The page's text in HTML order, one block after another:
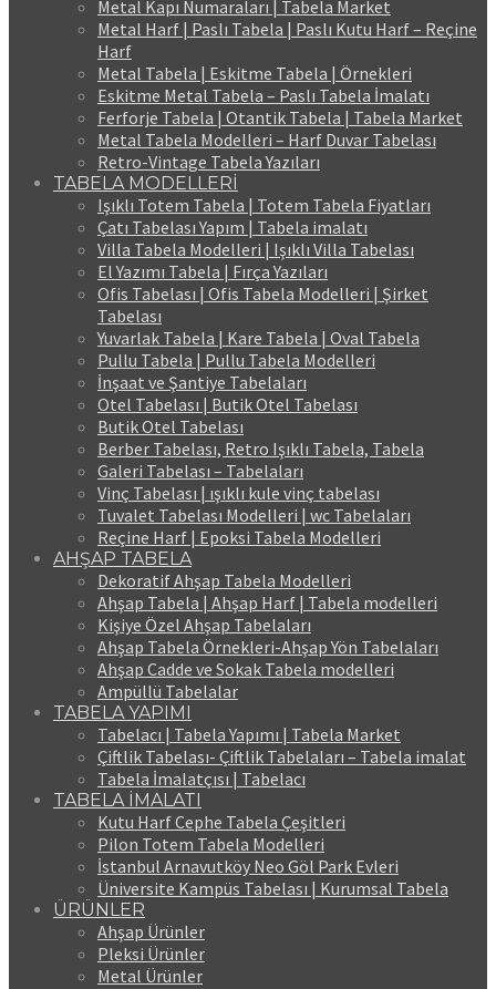
Metal Kapı Numaraları | Tabela Market
Metal Harf | Paslı Tabela | Paslı Kutu Harf – Reçine
Harf
Metal Tabela | Eskitme Tabela | Örnekleri
Eskitme Metal Tabela – Paslı Tabela İmalatı
Ferforje Tabela | Otantik Tabela | Tabela Market
Metal Tabela Modelleri – Harf Duvar Tabelası
Retro-Vintage Tabela Yazıları
TABELA MODELLERİ
Işıklı Totem Tabela | Totem Tabela Fiyatları
Çatı Tabelası Yapım | Tabela imalatı
Villa Tabela Modelleri | Işıklı Villa Tabelası
El Yazımı Tabela | Fırça Yazıları
Ofis Tabelası | Ofis Tabela Modelleri | Şirket
Tabelası
Yuvarlak Tabela | Kare Tabela | Oval Tabela
Pullu Tabela | Pullu Tabela Modelleri
İnşaat ve Şantiye Tabelaları
Otel Tabelası | Butik Otel Tabelası
Butik Otel Tabelası
Berber Tabelası, Retro Işıklı Tabela, Tabela
Galeri Tabelası – Tabelaları
Vinç Tabelası | ışıklı kule vinç tabelası
Tuvalet Tabelası Modelleri | wc Tabelaları
Reçine Harf | Epoksi Tabela Modelleri
AHŞAP TABELA
Dekoratif Ahşap Tabela Modelleri
Ahşap Tabela | Ahşap Harf | Tabela modelleri
Kişiye Özel Ahşap Tabelaları
Ahşap Tabela Örnekleri-Ahşap Yön Tabelaları
Ahşap Cadde ve Sokak Tabela modelleri
Ampüllü Tabelalar
TABELA YAPIMI
Tabelacı | Tabela Yapımı | Tabela Market
Çiftlik Tabelası- Çiftlik Tabelaları – Tabela imalat
Tabela İmalatçısı | Tabelacı
TABELA İMALATI
Kutu Harf Cephe Tabela Çeşitleri
Pilon Totem Tabela Modelleri
İstanbul Arnavutköy Neo Göl Park Evleri
Üniversite Kampüs Tabelası | Kurumsal Tabela
ÜRÜNLER
Ahşap Ürünler
Pleksi Ürünler
Metal Ürünler